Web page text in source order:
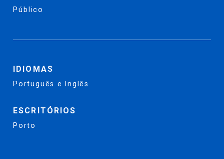
Público
IDIOMAS
Português e Inglês
ESCRITÓRIOS
Porto